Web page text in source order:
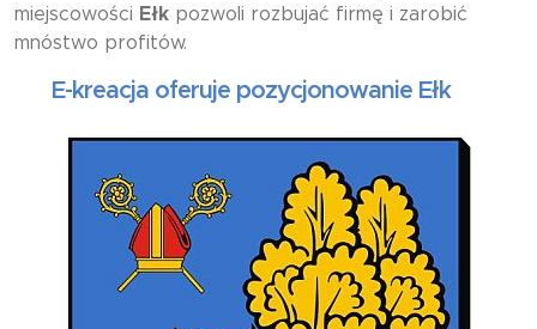
miejscowości Ełk pozwoli rozbujać firmę i zarobić
mnóstwo profitów.
kreacja oferuje pozycjonowanie Ełk